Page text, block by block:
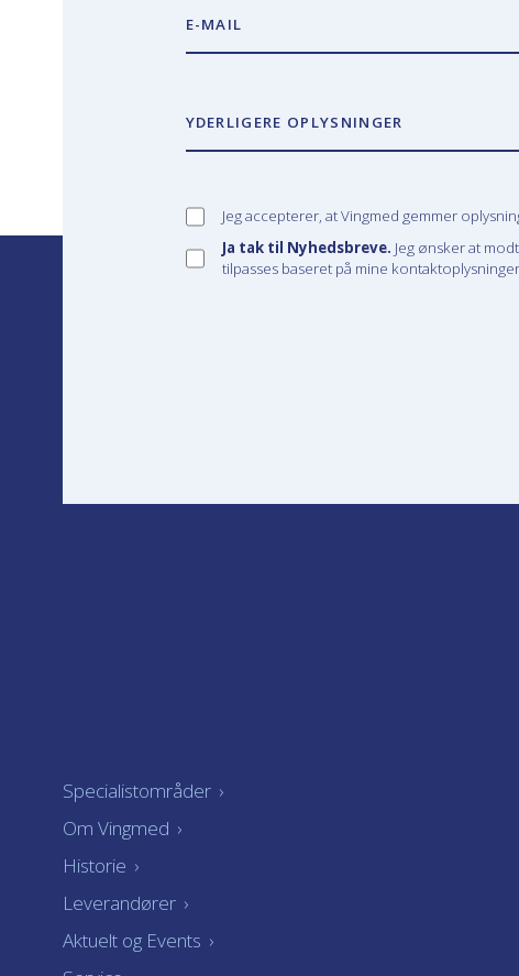
E-MAIL
YDERLIGERE OPLYSNINGER
Jeg accepterer, at Vingmed gemmer
Ja tak til Nyhedsbreve. Jeg ønsker at
tilpasses baseret på mine
Specialistområder ›
Om Vingmed ›
Historie ›
Leverandører ›
Aktuelt og Events ›